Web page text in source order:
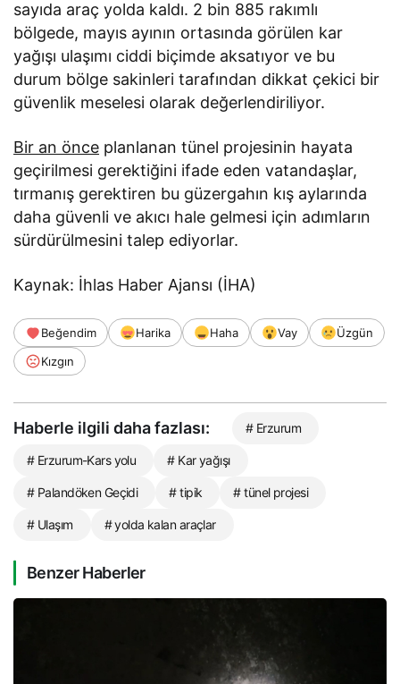
sayıda araç yolda kaldı. 2 bin 885 rakımlı
bölgede, mayıs ayının ortasında görülen kar
yağışı ulaşımı ciddi biçimde aksatıyor ve bu
durum bölge sakinleri tarafından dikkat çekici bir
güvenlik meselesi olarak değerlendiriliyor.
Bir an önce planlanan tünel projesinin hayata
geçirilmesi gerektiğini ifade eden vatandaşlar,
tırmanış gerektiren bu güzergahın kış aylarında
daha güvenli ve akıcı hale gelmesi için adımların
sürdürülmesini talep ediyorlar.
Kaynak: İhlas Haber Ajansı (İHA)
Beğendim Harika Haha Vay
Üzgün
Kızgın
Haberle ilgili daha fazlası: # Erzurum
# Erzurum-Kars yolu # Kar yağışı
# Palandöken Geçidi # tipik # tünel projesi
# Ulaşım # yolda kalan araçlar
Benzer Haberler